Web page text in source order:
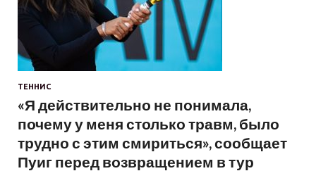
ТЕННИС
«Я действительно не понимала,
почему у меня столько травм, было
трудно с этим смириться», сообщает
Пуиг перед возвращением в тур